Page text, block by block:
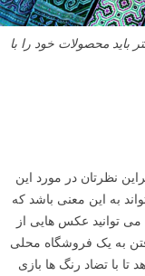
محصولات خود را با
نظرتان در مورد این
به این معنی باشد که
توانید عکس هایی از
به یک فروشگاه محلی
تا با تضاد رنگ ها بازی